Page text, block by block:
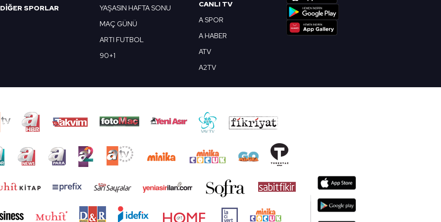
DİĞER SPORLAR
YAŞASIN HAFTA SONU
MAÇ GÜNÜ
ARTI FUTBOL
90+1
CANLI TV
A SPOR
A HABER
ATV
A2TV